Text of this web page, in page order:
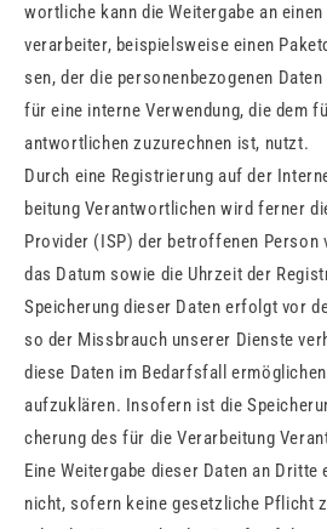
wort­li­che kann die Wei­ter­ga­be an
ver­ar­bei­ter, bei­spiels­wei­se einen
sen, der die per­so­nen­be­zo­ge­nen
für eine in­ter­ne Ver­wen­dung, die dem
ant­wort­li­chen zu­zu­rech­nen ist, nutzt.
Durch eine Re­gis­trie­rung auf der
bei­tung Ver­ant­wort­li­chen wird fer­ner
Pro­vi­der (ISP) der be­trof­fe­nen Per­son
das Datum sowie die Uhr­zeit der
Spei­che­rung die­ser Daten er­folgt vor
so der Miss­brauch un­se­rer Diens­te
diese Daten im Be­darfs­fall
auf­zu­klä­ren. In­so­fern ist die
che­rung des für die Ver­ar­bei­tung
Eine Wei­ter­ga­be die­ser Daten an
nicht, so­fern keine ge­setz­li­che Pflicht